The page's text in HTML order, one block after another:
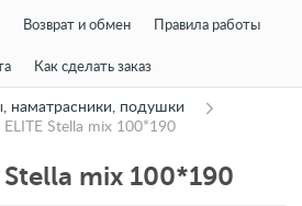
Возврат и обмен Правила работы
Как сделать заказ
наматрасники, подушки
Stella mix 100*190
mix 100*190